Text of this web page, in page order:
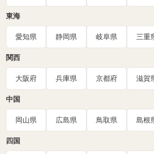
東海
愛知県 静岡県 岐阜県 三重
関西
大阪府 兵庫県 京都府 滋賀
中国
岡山県 広島県 鳥取県 島根
四国